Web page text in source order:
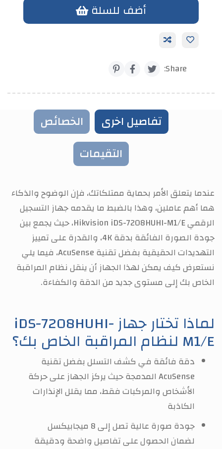
أضف للسلة
Share:
تفاصيل اخرى
الخصائص
التقيمات
عندما يتعلق الأمر بحماية ممتلكاتك، فإن الوضوح والذكاء
هما أهم عاملين، وهذا بالضبط ما يقدمه جهاز التسجيل
الرقمي Hikvision iDS-7208HUHI-M1/E، حيث يجمع بين
جودة الصورة الفائقة بدقة 4K، والقدرة على تمييز
التهديدات الحقيقية بفضل تقنية AcuSense، فيما يلي
نستعرض كيف يمكن لهذا الجهاز أن ينقل نظام المراقبة
الخاص بك إلى مستوى جديد من الدقة والكفاءة.
لماذا تختار جهاز iDS-7208HUHI-
M1/E لنظام المراقبة الخاص بك؟
دقة فائقة في كشف التسلل بفضل تقنية
AcuSense المدمجة حيث يركز الجهاز على حركة
الأشخاص والمركبات فقط، مما يقلل الإنذارات
الكاذبة
جودة صورة عالية تصل إلى 8 ميجابيكسل
لضمان الحصول على تفاصيل واضحة ودقيقة